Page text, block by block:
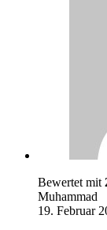
Bewertet mit
Muhammad
19. Februar